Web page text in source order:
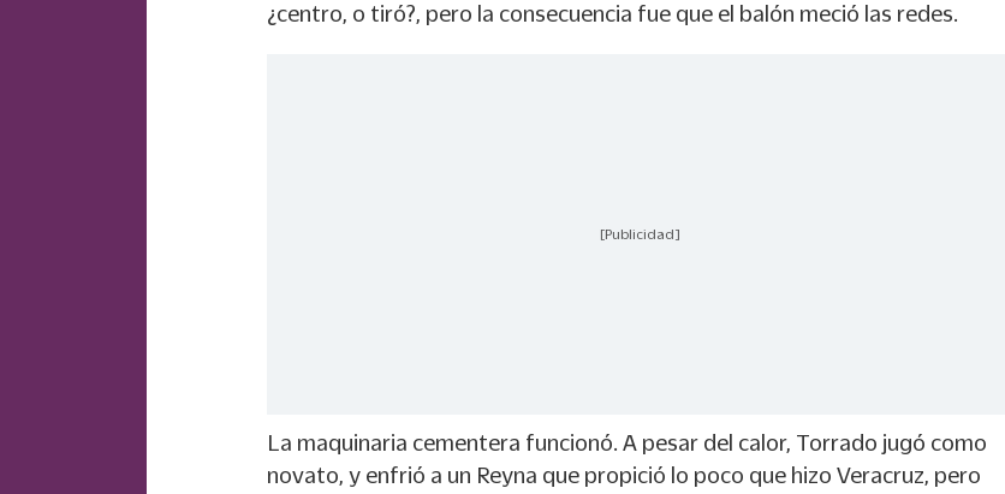
¿centro, o tiró?, pero la consecuencia fue que el balón meció las redes.
[Publicidad]
La maquinaria cementera funcionó. A pesar del calor, Torrado jugó como
novato, y enfrió a un Reyna que propició lo poco que hizo Veracruz, pero